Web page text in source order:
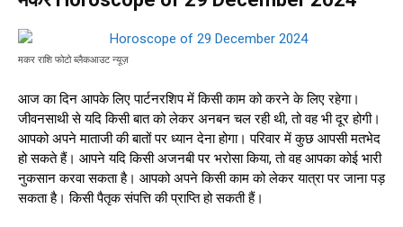
मकर राशि फोटो ब्लैकआउट न्यूज़
आज का दिन आपके लिए पार्टनरशिप में किसी काम को करने के लिए रहेगा।
जीवनसाथी से यदि किसी बात को लेकर अनबन चल रही थी, तो वह भी दूर होगी।
आपको अपने माताजी की बातों पर ध्यान देना होगा। परिवार में कुछ आपसी मतभेद
हो सकते हैं। आपने यदि किसी अजनबी पर भरोसा किया, तो वह आपका कोई भारी
नुकसान करवा सकता है। आपको अपने किसी काम को लेकर यात्रा पर जाना पड़
सकता है। किसी पैतृक संपत्ति की प्राप्ति हो सकती हैं।